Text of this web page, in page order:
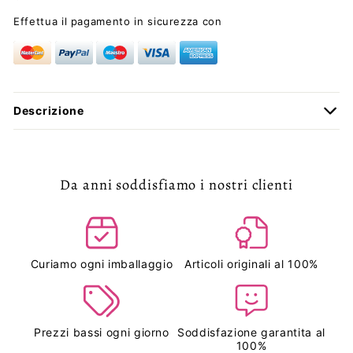
Effettua il pagamento in sicurezza con
Descrizione
Da anni soddisfiamo i nostri clienti
Curiamo ogni imballaggio Articoli originali al 100%
Prezzi bassi ogni giorno
Soddisfazione garantita al
100%